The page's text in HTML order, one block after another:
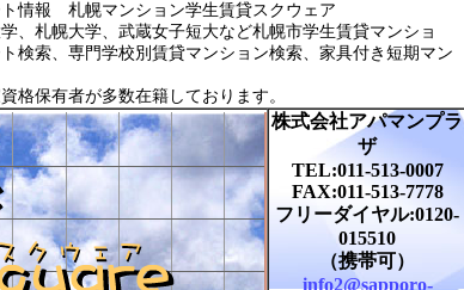
情報 札幌マンション学生賃貸スクウェア
、札幌大学、武蔵女子短大など札幌市学生賃貸マンショ
索、専門学校別賃貸マンション検索、家具付き短期マン
格保有者が多数在籍しております。
株式会社アパマンプラ
ザ
TEL:011-513-0007
FAX:011-513-7778
フリーダイヤル:0120-
015510
（携帯可）
info2@sapporo-